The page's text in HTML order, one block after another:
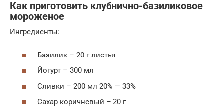
Как приготовить клубнично-базиликовое
мороженое
Ингредиенты:
Базилик – 20 г листья
Йогурт – 300 мл
Сливки – 200 мл 20% — 33%
Сахар коричневый – 20 г